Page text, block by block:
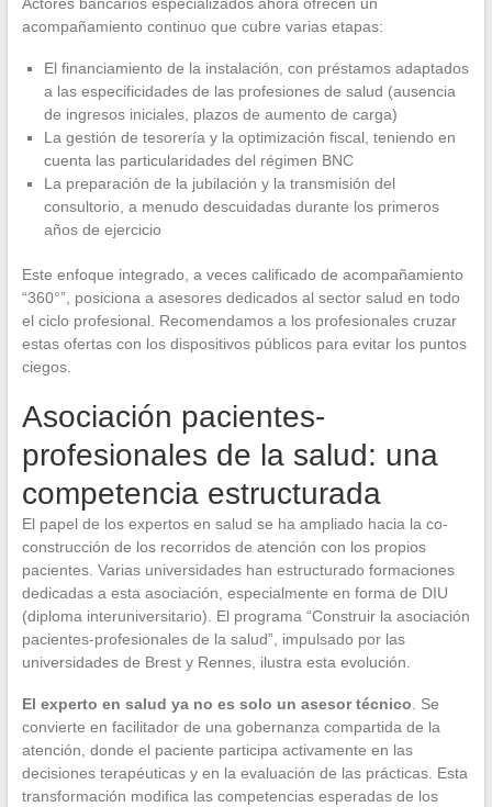
Actores bancarios especializados ahora ofrecen un
acompañamiento continuo que cubre varias etapas:
El financiamiento de la instalación, con préstamos adaptados
a las especificidades de las profesiones de salud (ausencia
de ingresos iniciales, plazos de aumento de carga)
La gestión de tesorería y la optimización fiscal, teniendo en
cuenta las particularidades del régimen BNC
La preparación de la jubilación y la transmisión del
consultorio, a menudo descuidadas durante los primeros
años de ejercicio
Este enfoque integrado, a veces calificado de acompañamiento
“360°”, posiciona a asesores dedicados al sector salud en todo
el ciclo profesional. Recomendamos a los profesionales cruzar
estas ofertas con los dispositivos públicos para evitar los puntos
ciegos.
Asociación pacientes-
profesionales de la salud: una
competencia estructurada
El papel de los expertos en salud se ha ampliado hacia la co-
construcción de los recorridos de atención con los propios
pacientes. Varias universidades han estructurado formaciones
dedicadas a esta asociación, especialmente en forma de DIU
(diploma interuniversitario). El programa “Construir la asociación
pacientes-profesionales de la salud”, impulsado por las
universidades de Brest y Rennes, ilustra esta evolución.
El experto en salud ya no es solo un asesor técnico. Se
convierte en facilitador de una gobernanza compartida de la
atención, donde el paciente participa activamente en las
decisiones terapéuticas y en la evaluación de las prácticas. Esta
transformación modifica las competencias esperadas de los